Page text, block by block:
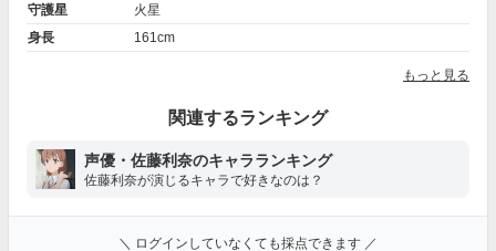
守護星
火星
身長
161cm
もっと見る
関連するランキング
声優・佐藤利奈のキャラランキング
佐藤利奈が演じるキャラで好きなのは？
＼ ログインしていなくても採点できます ／